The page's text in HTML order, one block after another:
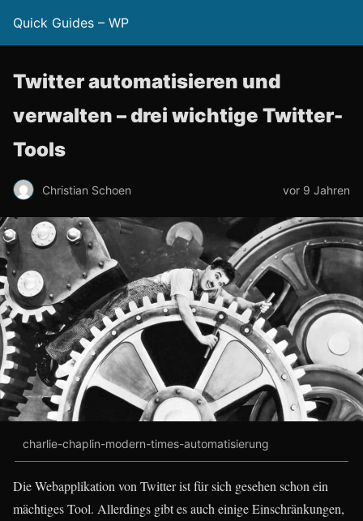
Quick Guides – WP
Twitter automatisieren und
verwalten – drei wichtige Twitter-
Tools
Christian Schoen vor 9 Jahren
charlie-chaplin-modern-times-automatisierung
Die Webapplikation von Twitter ist für sich gesehen schon ein
mächtiges Tool. Allerdings gibt es auch einige Einschränkungen,